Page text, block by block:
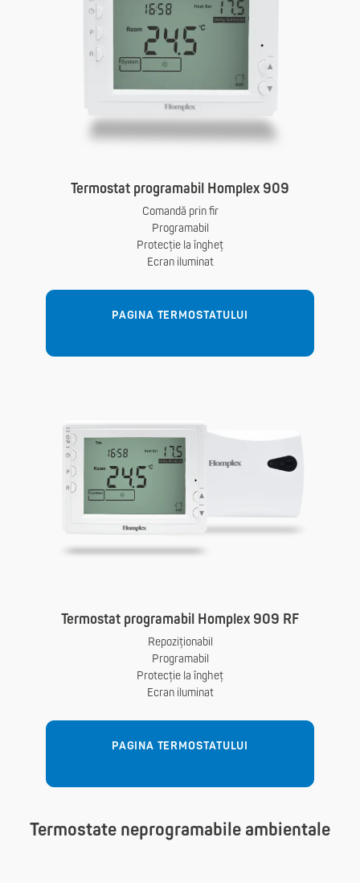
Termostat programabil Homplex 909
Comandă prin fir
Programabil
Protecție la îngheț
Ecran iluminat
PAGINA TERMOSTATULUI
Termostat programabil Homplex 909 RF
Repoziționabil
Programabil
Protecție la îngheț
Ecran iluminat
PAGINA TERMOSTATULUI
Termostate neprogramabile ambientale